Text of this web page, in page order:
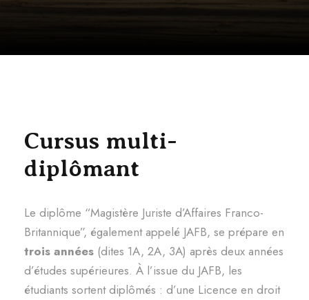
Cursus multi-
diplômant
Le diplôme “Magistère Juriste d’Affaires Franco-
Britannique”, également appelé JAFB, se prépare en
trois années (dites 1A, 2A, 3A) après deux années
d’études supérieures. À l’issue du JAFB, les
étudiants sortent diplômés : d’une Licence en droit